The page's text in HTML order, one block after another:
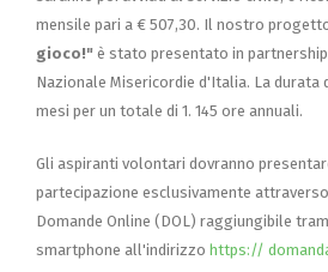
mensile pari a € 507,30. Il nostro
gioco!" è stato presentato in
Nazionale Misericordie d'Italia. La durata
mesi per un totale di 1. 145 ore annuali.
Gli aspiranti volontari dovranno
partecipazione esclusivamente
Domande Online (DOL) raggiungibile
smartphone all'indirizzo https://